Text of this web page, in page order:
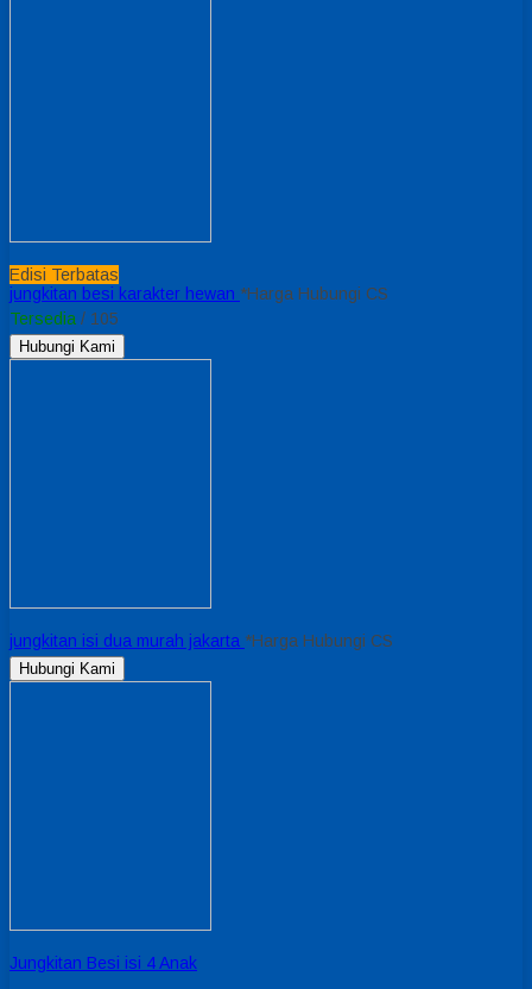
Edisi Terbatas
jungkitan besi karakter hewan *Harga Hubungi CS
Tersedia / 105
Hubungi Kami
jungkitan isi dua murah jakarta *Harga Hubungi CS
Hubungi Kami
Jungkitan Besi isi 4 Anak